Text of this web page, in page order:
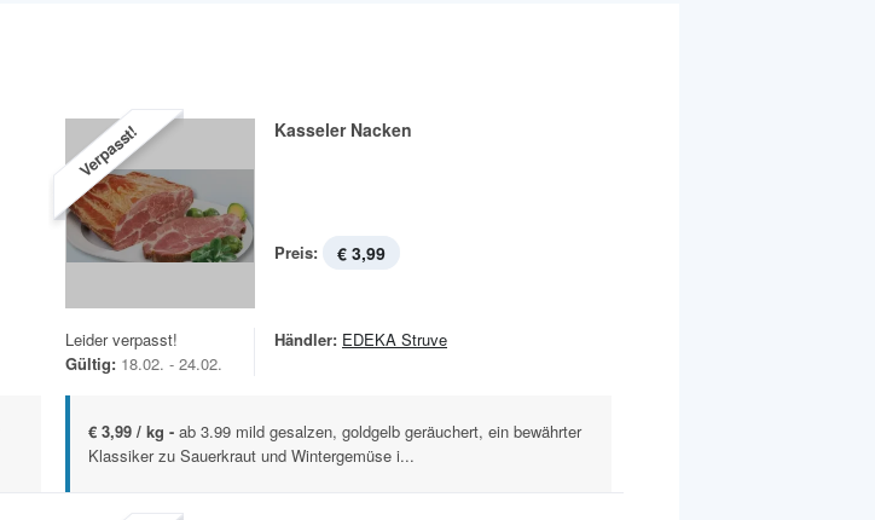
Verpasst! Kasseler Nacken
Preis: € 3,99
Leider verpasst!
Gültig: 18.02. - 24.02.
Händler: EDEKA Struve
€ 3,99 / kg - ab 3.99 mild gesalzen, goldgelb geräuchert, ein bewährter
Klassiker zu Sauerkraut und Wintergemüse i...